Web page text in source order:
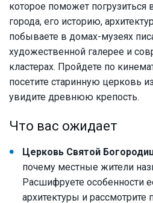
которое поможет
города, его историю,
побываете в домах-музеях
художественной галерее и
кластерах. Пройдете по
посетите старинную церковь
увидите древнюю крепость.
Что вас ожидает
Церковь Святой
почему местные жители
Расшифруете особенности
архитектуры и рассмотрите